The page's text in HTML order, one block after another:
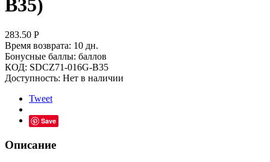
B35)
283.50 Р
Время возврата: 10 дн.
Бонусные баллы: баллов
КОД: SDCZ71-016G-B35
Доступность: Нет в наличии
Tweet
Save
Описание